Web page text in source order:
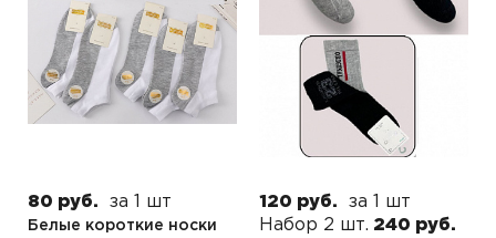
80 руб. за 1 шт
Белые короткие носки
120 руб.
за 1 шт
Набор 2 шт. 240 руб.